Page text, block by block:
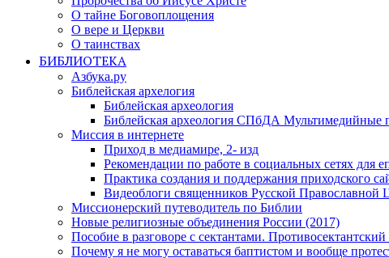
О тайне Боговоплощения
О вере и Церкви
О таинствах
БИБЛИОТЕКА
Азбука.ру
Библейская архелогия
Библейская археология
Библейская археология СПбДА Мультимедийные
Миссия в интернете
Приход в медиамире, 2- изд
Рекомендации по работе в социальных сетях
Практика создания и поддержания приходского
Видеоблоги священников Русской Православной
Миссионерский путеводитель по Библии
Новые религиозные объединения России (2017)
Пособие в разговоре с сектантами.
Почему я не могу оставаться баптистом и вообще